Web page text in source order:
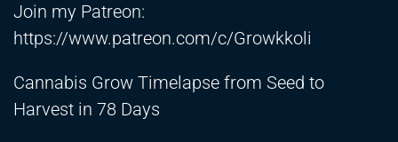
Join my Patreon:
https://www.patreon.com/c/Growkkoli
Cannabis Grow Timelapse from Seed to
Harvest in 78 Days